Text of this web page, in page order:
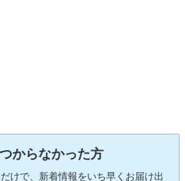
からなかった方
けで、新着情報をいち早くお届け出